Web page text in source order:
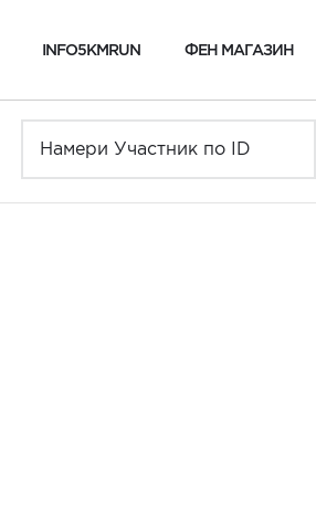
INFO5KMRUN ФЕН МАГАЗИН